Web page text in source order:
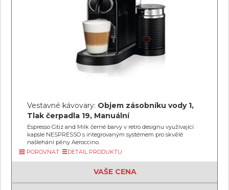
Vestavné kávovary: Objem zásobníku vody 1,
Tlak čerpadla 19, Manuální
Espresso Citiz and Milk černé barvy v retro designu využívající
kapsle NESPRESSO s integrovaným systémem pro skvělé
našlehání pěny Aeroccino.
POROVNAT
DETAIL PRODUKTU
VAŠE CENA